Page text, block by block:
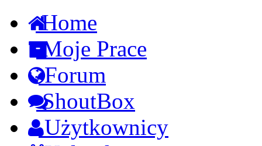
Home
Moje Prace
Forum
ShoutBox
Użytkownicy